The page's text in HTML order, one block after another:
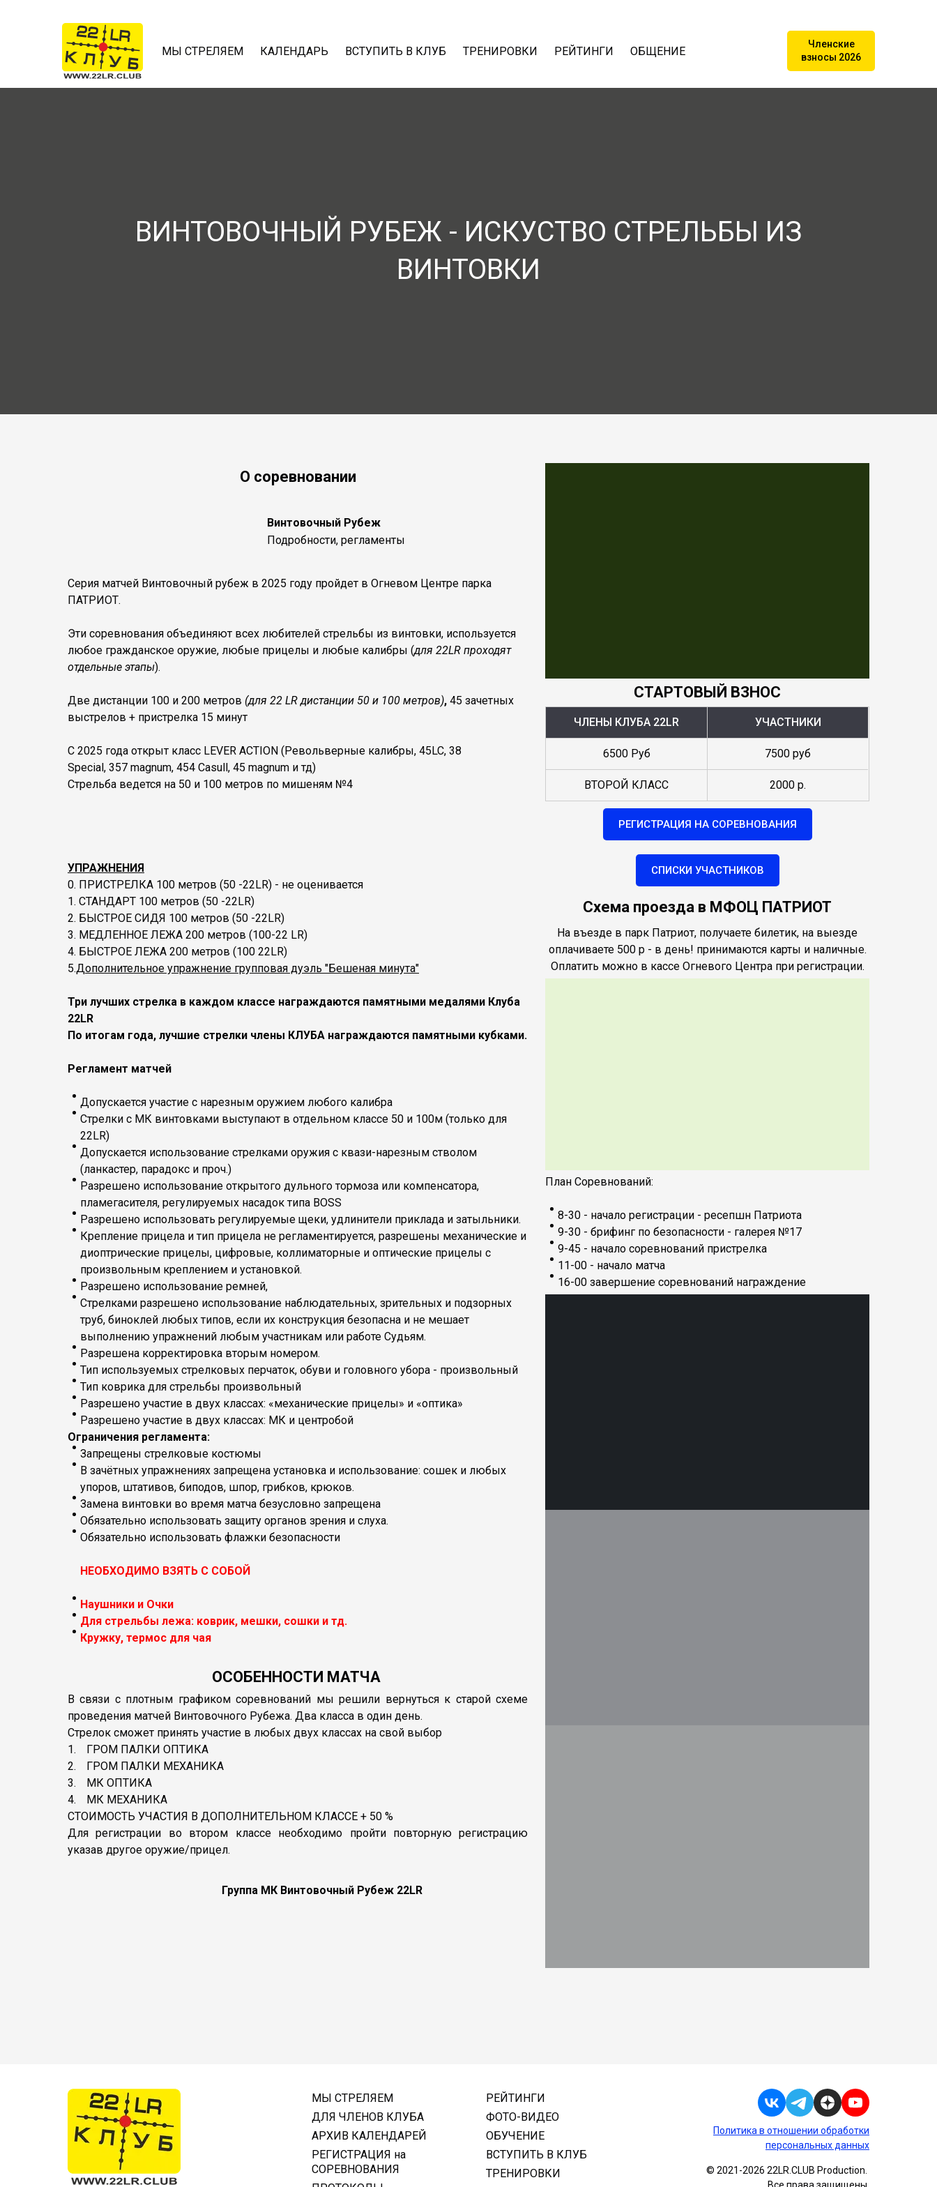
МЫ СТРЕЛЯЕМ КАЛЕНДАРЬ ВСТУПИТЬ В КЛУБ ТРЕНИРОВКИ РЕЙТИНГИ ОБЩЕНИЕ
Членские
взносы 2026
ВИНТОВОЧНЫЙ РУБЕЖ - ИСКУСТВО СТРЕЛЬБЫ ИЗ
ВИНТОВКИ
О соревновании
Винтовочный Рубеж
Подробности, регламенты
Серия матчей Винтовочный рубеж в 2025 году пройдет в Огневом Центре парка
ПАТРИОТ.
Эти соревнования объединяют всех любителей стрельбы из винтовки, используется
любое гражданское оружие, любые прицелы и любые калибры (для 22LR проходят
отдельные этапы).
Две дистанции 100 и 200 метров (для 22 LR дистанции 50 и 100 метров), 45 зачетных
выстрелов + пристрелка 15 минут
С 2025 года открыт класс LEVER ACTION (Револьверные калибры, 45LC, 38
Special, 357 magnum, 454 Casull, 45 magnum и тд)
Стрельба ведется на 50 и 100 метров по мишеням №4
УПРАЖНЕНИЯ
0. ПРИСТРЕЛКА 100 метров (50 -22LR) - не оценивается
1. СТАНДАРТ 100 метров (50 -22LR)
2. БЫСТРОЕ СИДЯ 100 метров (50 -22LR)
3. МЕДЛЕННОЕ ЛЕЖА 200 метров (100-22 LR)
4. БЫСТРОЕ ЛЕЖА 200 метров (100 22LR)
5.Дополнительное упражнение групповая дуэль "Бешеная минута"
Три лучших стрелка в каждом классе награждаются памятными медалями Клуба
22LR
По итогам года, лучшие стрелки члены КЛУБА награждаются памятными кубками.
Регламент матчей
Допускается участие с нарезным оружием любого калибра
Стрелки с МК винтовками выступают в отдельном классе 50 и 100м (только для
22LR)
Допускается использование стрелками оружия с квази-нарезным стволом
(ланкастер, парадокс и проч.)
Разрешено использование открытого дульного тормоза или компенсатора,
пламегасителя, регулируемых насадок типа BOSS
Разрешено использовать регулируемые щеки, удлинители приклада и затыльники.
Крепление прицела и тип прицела не регламентируется, разрешены механические и
диоптрические прицелы, цифровые, коллиматорные и оптические прицелы с
произвольным креплением и установкой.
Разрешено использование ремней,
Стрелками разрешено использование наблюдательных, зрительных и подзорных
труб, биноклей любых типов, если их конструкция безопасна и не мешает
выполнению упражнений любым участникам или работе Судьям.
Разрешена корректировка вторым номером.
Тип используемых стрелковых перчаток, обуви и головного убора - произвольный
Тип коврика для стрельбы произвольный
Разрешено участие в двух классах: «механические прицелы» и «оптика»
Разрешено участие в двух классах: МК и центробой
Ограничения регламента:
Запрещены стрелковые костюмы
В зачётных упражнениях запрещена установка и использование: сошек и любых
упоров, штативов, биподов, шпор, грибков, крюков.
Замена винтовки во время матча безусловно запрещена
Обязательно использовать защиту органов зрения и слуха.
Обязательно использовать флажки безопасности
НЕОБХОДИМО ВЗЯТЬ С СОБОЙ
Наушники и Очки
Для стрельбы лежа: коврик, мешки, сошки и тд.
Кружку, термос для чая
ОСОБЕННОСТИ МАТЧА
В связи с плотным графиком соревнований мы решили вернуться к старой схеме
проведения матчей Винтовочного Рубежа. Два класса в один день.
Стрелок сможет принять участие в любых двух классах на свой выбор
ГРОМ ПАЛКИ ОПТИКА
ГРОМ ПАЛКИ МЕХАНИКА
МК ОПТИКА
МК МЕХАНИКА
СТОИМОСТЬ УЧАСТИЯ В ДОПОЛНИТЕЛЬНОМ КЛАССЕ + 50 %
Для регистрации во втором классе необходимо пройти повторную регистрацию
указав другое оружие/прицел.
Группа МК Винтовочный Рубеж 22LR
СТАРТОВЫЙ ВЗНОС
ЧЛЕНЫ КЛУБА 22LR УЧАСТНИКИ
6500 Руб 7500 руб
ВТОРОЙ КЛАСС 2000 р.
РЕГИСТРАЦИЯ НА СОРЕВНОВАНИЯ
СПИСКИ УЧАСТНИКОВ
Схема проезда в МФОЦ ПАТРИОТ
На въезде в парк Патриот, получаете билетик, на выезде
оплачиваете 500 р - в день! принимаются карты и наличные.
Оплатить можно в кассе Огневого Центра при регистрации.
План Соревнований:
8-30 - начало регистрации - ресепшн Патриота
9-30 - брифинг по безопасности - галерея №17
9-45 - начало соревнований пристрелка
11-00 - начало матча
16-00 завершение соревнований награждение
МЫ СТРЕЛЯЕМ
ДЛЯ ЧЛЕНОВ КЛУБА
АРХИВ КАЛЕНДАРЕЙ
РЕГИСТРАЦИЯ на
СОРЕВНОВАНИЯ
РЕЙТИНГИ
ФОТО-ВИДЕО
ОБУЧЕНИЕ
ВСТУПИТЬ В КЛУБ
ТРЕНИРОВКИ
Политика в отношении обработки
персональных данных
© 2021-2026 22LR.CLUB Production.